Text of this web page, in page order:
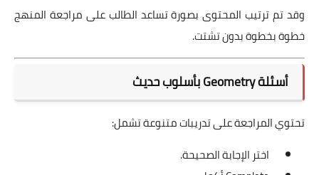
وقد تم ترتيب المحتوى بصورة تساعد الطالب على مراجعة المنهج
خطوة بخطوة بدون تشتت.
أسئلة Geometry بأسلوب حديث
تحتوي المراجعة على تدريبات متنوعة تشمل:
اختر الإجابة الصحيحة.